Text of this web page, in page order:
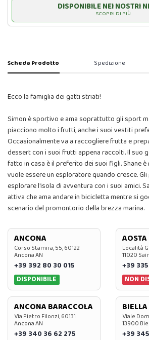
DISPONIBILE NEI NOSTRI
SCOPRI DI PIÙ
Scheda Prodotto Spedizione
Ecco la famiglia dei gatti striati!
Simon è sportivo e ama soprattutto gli sport
piacciono molto i frutti, anche i suoi vestiti
Occasionalmente va a raccogliere frutta e
dessert con i suoi frutti appena raccolti. Il suo
fatto in casa è il preferito dei suoi figli. Shane
vuole essere un esploratore quando cresce.
esplorare l'isola di avventura con i suoi amici.
attiva che ama andare in bicicletta mentre si
scenario del promontorio della brezza marina.
ANCONA
Corso Stamira, 55, 60122
Ancona AN
+39 392 80 30 015
DISPONIBILE
AOSTA
Località
11020
+39
NON
ANCONA BARACCOLA
Via Pietro Filonzi, 60131
Ancona AN
+39 340 36 62 275
BIELLA
Viale
13900
+39